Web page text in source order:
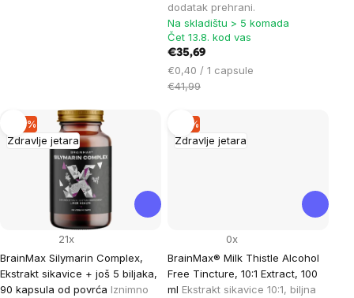
dodatak prehrani.
Na skladištu > 5 komada
Čet 13.8. kod vas
€35,69
Cijena
mjere:
€0,40 / 1 capsule
€41,99
Zdravlje jetara
–14 %
BrainMax Silymarin Complex,
Ekstrakt sikavice + još 5 biljaka,
90 kapsula od povrća Iznimno
21x
Zdravlje jetara
–8 %
BrainMax® Milk Thistle Alcohol
Free Tincture, 10:1 Extract, 100
ml Ekstrakt sikavice 10:1, biljna
0x